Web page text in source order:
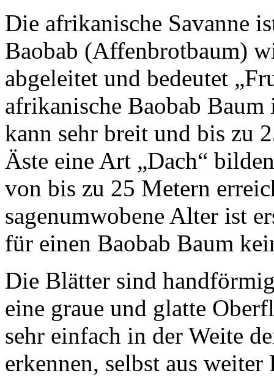
Die afrikanische Savanne
Baobab (Affenbrotbaum)
abgeleitet und bedeutet
afrikanische Baobab
kann sehr breit und bis zu
Äste eine Art „Dach“
von bis zu 25 Metern
sagenumwobene Alter ist
für einen Baobab Baum
Die Blätter sind
eine graue und glatte
sehr einfach in der Weite
erkennen, selbst aus